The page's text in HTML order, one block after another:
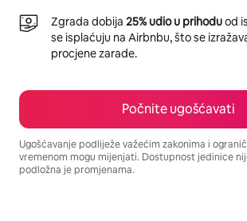
Zgrada dobija 25% udio u prihoduod
se isplaćuju na Airbnbu, što se
procjene zarade.
Počnite ugošćavati
Ugošćavanje podliježe važećim zakonima i
vremenom mogu mijenjati. Dostupnost jedinice
podložna je promjenama.